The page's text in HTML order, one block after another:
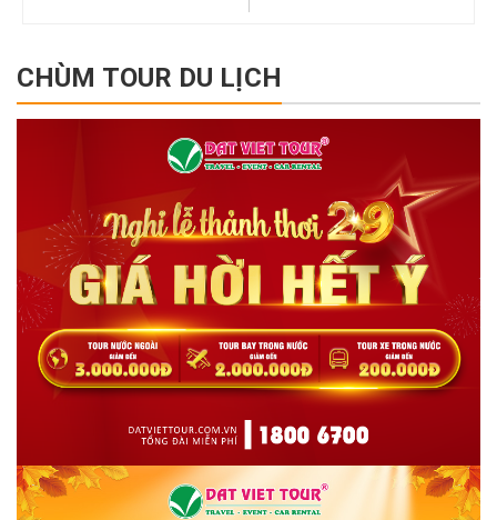
CHÙM TOUR DU LỊCH